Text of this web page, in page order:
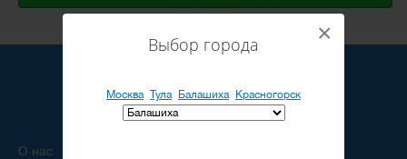
Выбор города
Москва Тула Балашиха Красногорск
×
О нас